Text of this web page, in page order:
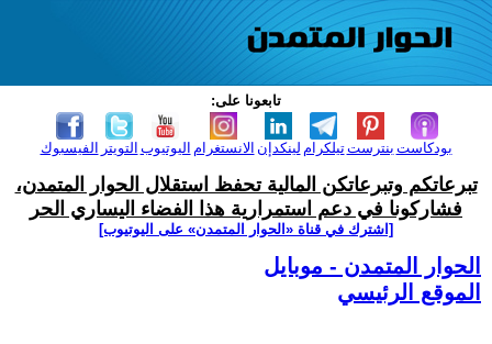
تابعونا على:
الفيسبوك التويتر اليوتيوب الانستغرام لينكدإن تيلكرامبنترست بودكاست
تبرعاتكم وتبرعاتكن المالية تحفظ استقلال الحوار المتمدن،
فشاركونا في دعم استمرارية هذا الفضاء اليساري الحر
[اشترك في قناة ‫«الحوار المتمدن» على اليوتيوب]
الحوار المتمدن - موبايل
الموقع الرئيسي